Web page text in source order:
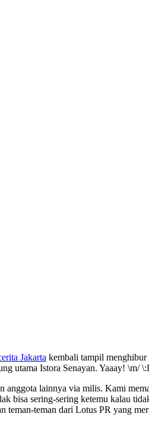
Jakarta kembali tampil
utama Istora Senayan. Yaaay! \m/
anggota lainnya via milis. Kami
bisa sering-sering ketemu kalau
teman dari Lotus PR yang